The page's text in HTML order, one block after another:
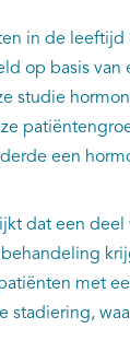
in de
op basis
studie
een
dat een
met
stadiering,